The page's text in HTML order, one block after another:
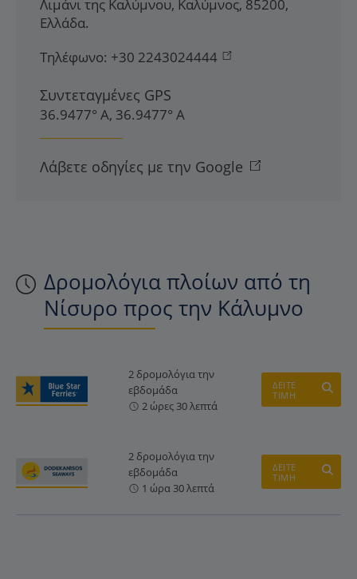
Δρομολόγια πλοίων από τη
Νίσυρο προς την Κάλυμνο
2 δρομολόγια την
εβδομάδα
2 ώρες 30 λεπτά
ΔΕΙΤΕ
ΤΙΜΗ
2 δρομολόγια την
εβδομάδα
1 ώρα 30 λεπτά
ΔΕΙΤΕ
ΤΙΜΗ
Λιμάνι της Καλύμνου, Καλύμνος, 85200,
Ελλάδα.
Τηλέφωνο: +30 2243024444
Συντεταγμένες GPS
36.9477° Α, 36.9477° Α
Λάβετε οδηγίες με την Google